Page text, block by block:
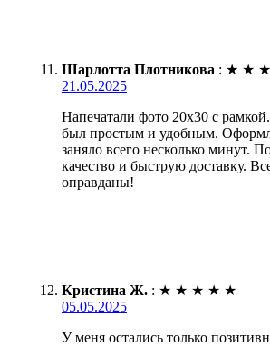
Шарлотта Плотникова : ★ ★ ★
21.05.2025
Напечатали фото 20х30 с
был простым и удобным.
заняло всего несколько минут.
качество и быструю доставку.
оправданы!
Кристина Ж. : ★ ★ ★ ★ ★
05.05.2025
У меня остались только